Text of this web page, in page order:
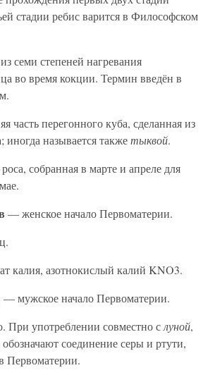
стадии ребис варится в Философском
семи степеней нагревания
во время кокции. Термин введён в
часть перегонного куба, сделанная из
иногда называется такжетыквой.
собранная в марте и апреле для
— женское начало Первоматерии.
калия, азотнокислый калий KNO3.
— мужское начало Первоматерии.
При употреблении совместно слуной,
соединение серы и ртути,
Первоматерии.